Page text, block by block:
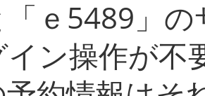
ｅ5489」
ン操作が不